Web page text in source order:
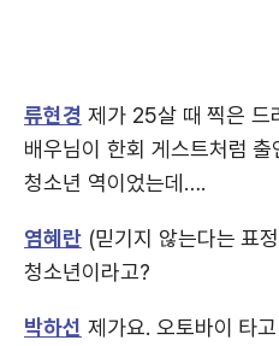
류현경 제가 25살 때 찍은 드
배우님이 한회 게스트처럼
청소년 역이었는데….
염혜란(믿기지 않는다는 표
청소년이라고?
박하선 제가요. 오토바이 타